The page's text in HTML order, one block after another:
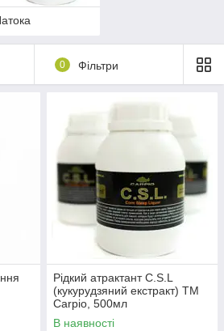
0 Фільтри
Рідкий атрактант C.S.L
(кукурудзяний екстракт) ТМ
Carpio, 500мл
В наявності